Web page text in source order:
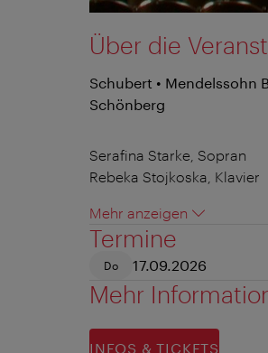
Über die
Schubert • Mendelssohn
Schönberg
Serafina Starke, Sopran
Rebeka Stojkoska, Klavier
Mehr anzeigen
Termine
Do 17.09.2026
Mehr
INFOS & TICKETS